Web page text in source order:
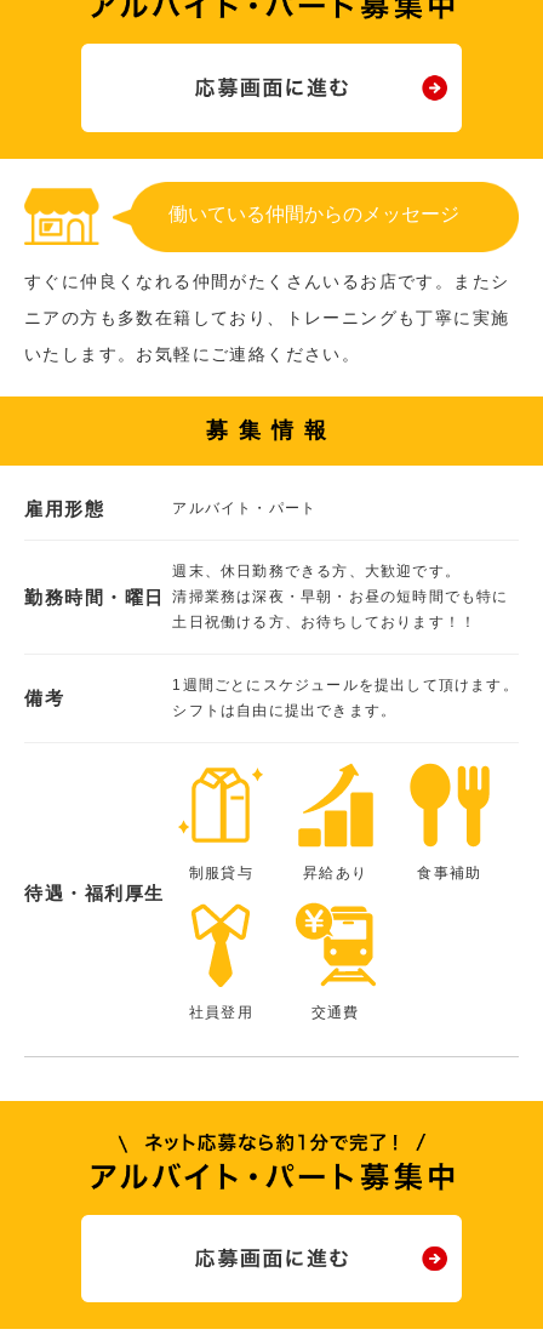
働いている仲間からのメッセージ
すぐに仲良くなれる仲間がたくさんいるお店です。またシ
ニアの方も多数在籍しており、トレーニングも丁寧に実施
いたします。お気軽にご連絡ください。
募集情報
雇用形態 アルバイト・パート
勤務時間・曜日
週末、休日勤務できる方、大歓迎です。
清掃業務は深夜・早朝・お昼の短時間でも特に
土日祝働ける方、お待ちしております！！
備考
1週間ごとにスケジュールを提出して頂けます。
シフトは自由に提出できます。
待遇・福利厚生
制服貸与 昇給あり 食事補助
社員登用 交通費